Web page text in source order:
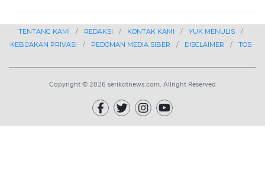
TENTANG KAMI REDAKSI KONTAK KAMI
YUK MENULIS
KEBIJAKAN PRIVASI
PEDOMAN MEDIA SIBER DISCLAIMER TOS
Copyright © 2026 serikatnews.com. Allright Reserved